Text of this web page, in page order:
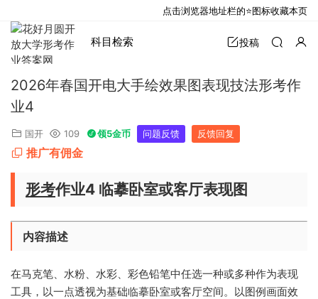
科目检索 投稿
2026年春国开电大手绘效果图表现技法形考作
业4
国开 109 领5金币 问题反馈 反馈回复
推广有佣金
形考作业4 临摹卧室或客厅表现图
内容描述
在马克笔、水粉、水彩、彩色铅笔中任选一种或多种作为表现
工具，以一点透视为基础临摹卧室或客厅空间。以图例画面效
点击浏览器地址栏的⭐图标收藏本页